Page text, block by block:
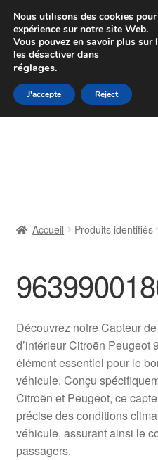
Colissimo
Du lundi au
Aller
à
Aller
au
Livraison
Livraison internationale
Mon compte
Paiements
Panier
Accueil Produits identifiés
Découvrez notre Capteur
d’intérieur Citroën Peugeot
élément essentiel pour le
véhicule. Conçu
Citroën et Peugeot, ce
précise des conditions
véhicule, assurant ainsi le
passagers.
Nous utilisons des cookies
expérience sur notre site Web.
Vous pouvez en savoir plus
les désactiver dans
réglages.
J'accepte Reject